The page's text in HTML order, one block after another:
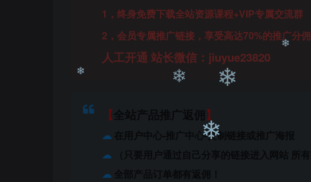
1，终身免费下载全站资源课程+VIP专属交流群
2，会员专属推广链接，享受高达70%的推广分佣
人工开通 站长微信：jiuyue23820
【 】
☁
在用户中心-推广中心-复制链接或推广海报
☁
☁
❄
❄